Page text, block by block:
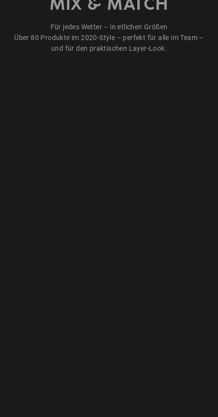
Für jedes Wetter – in etlichen Größen
Über 80 Produkte im 2020-Style – perfekt für alle im Team –
und für den praktischen Layer-Look.